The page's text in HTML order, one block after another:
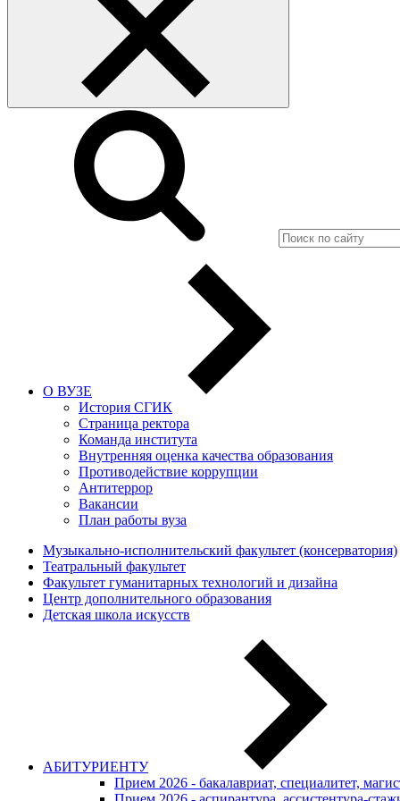
О ВУЗЕ
История СГИК
Страница ректора
Команда института
Внутренняя оценка качества образования
Противодействие коррупции
Антитеррор
Вакансии
План работы вуза
Музыкально-исполнительский факультет (консерватория)
Театральный факультет
Факультет гуманитарных технологий и дизайна
Центр дополнительного образования
Детская школа искусств
АБИТУРИЕНТУ
Прием 2026 - бакалавриат, специалитет,